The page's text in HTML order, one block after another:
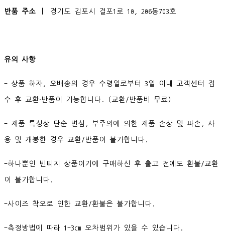
반품 주소 ㅣ 경기도 김포시 걸포1로 10, 206동703호
유의 사항
- 상품 하자, 오배송의 경우 수령일로부터 3일 이내 고객센터 접
수 후 교환∙반품이 가능합니다. (교환/반품비 무료)
- 제품 특성상 단순 변심, 부주의에 의한 제품 손상 및 파손, 사
용 및 개봉한 경우 교환/반품이 불가합니다.
-하나뿐인 빈티지 상품이기에 구매하신 후 출고 전에도 환불/교환
이 불가합니다.
-사이즈 착오로 인한 교환/환불은 불가합니다.
-측정방법에 따라 1-3cm 오차범위가 있을 수 있습니다.